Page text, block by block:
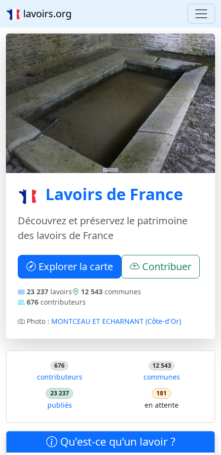
lavoirs.org
Lavoirs de France
Découvrez et préservez le patrimoine
des lavoirs de France
Explorer la carte Contribuer
23 237 lavoirs 12 543 communes
676 contributeurs
Photo : MONTCEAU ET ECHARNANT (Côte-d'Or)
676
contributeurs
12 543
communes
23 237
publiés
181
en attente
Qu'est-ce qu'un lavoir ?